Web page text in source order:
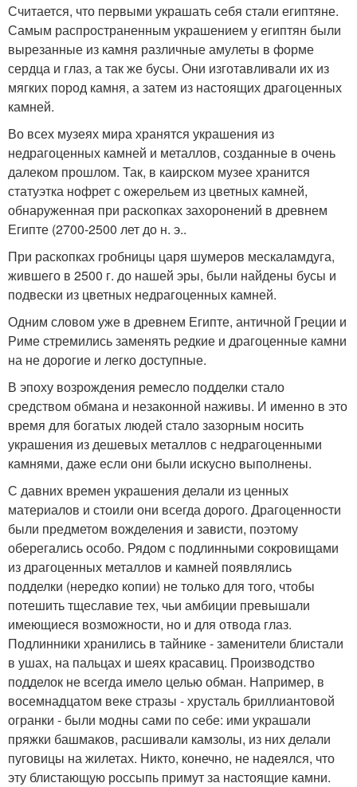
Считается, что первыми украшать себя стали египтяне.
Самым распространенным украшением у египтян были
вырезанные из камня различные амулеты в форме
сердца и глаз, а так же бусы. Они изготавливали их из
мягких пород камня, а затем из настоящих драгоценных
камней.
Во всех музеях мира хранятся украшения из
недрагоценных камней и металлов, созданные в очень
далеком прошлом. Так, в каирском музее хранится
статуэтка нофрет с ожерельем из цветных камней,
обнаруженная при раскопках захоронений в древнем
Египте (2700-2500 лет до н. э..
При раскопках гробницы царя шумеров мескаламдуга,
жившего в 2500 г. до нашей эры, были найдены бусы и
подвески из цветных недрагоценных камней.
Одним словом уже в древнем Египте, античной Греции и
Риме стремились заменять редкие и драгоценные камни
на не дорогие и легко доступные.
В эпоху возрождения ремесло подделки стало
средством обмана и незаконной наживы. И именно в это
время для богатых людей стало зазорным носить
украшения из дешевых металлов с недрагоценными
камнями, даже если они были искусно выполнены.
С давних времен украшения делали из ценных
материалов и стоили они всегда дорого. Драгоценности
были предметом вожделения и зависти, поэтому
оберегались особо. Рядом с подлинными сокровищами
из драгоценных металлов и камней появлялись
подделки (нередко копии) не только для того, чтобы
потешить тщеславие тех, чьи амбиции превышали
имеющиеся возможности, но и для отвода глаз.
Подлинники хранились в тайнике - заменители блистали
в ушах, на пальцах и шеях красавиц. Производство
подделок не всегда имело целью обман. Например, в
восемнадцатом веке стразы - хрусталь бриллиантовой
огранки - были модны сами по себе: ими украшали
пряжки башмаков, расшивали камзолы, из них делали
пуговицы на жилетах. Никто, конечно, не надеялся, что
эту блистающую россыпь примут за настоящие камни.